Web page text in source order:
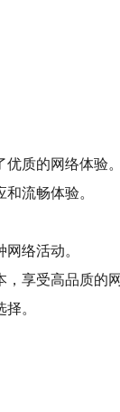
质的网络体验。
流畅体验。
络活动。
享受高品质的网
。